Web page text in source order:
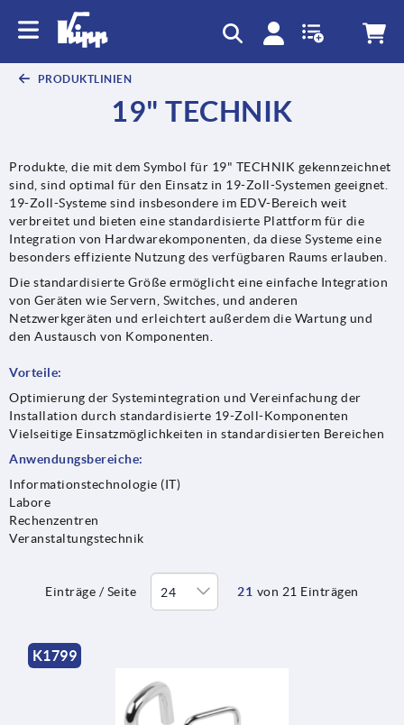
PRODUKTLINIEN
19" TECHNIK
Produkte, die mit dem Symbol für 19" TECHNIK gekennzeichnet
sind, sind optimal für den Einsatz in 19-Zoll-Systemen geeignet.
19-Zoll-Systeme sind insbesondere im EDV-Bereich weit
verbreitet und bieten eine standardisierte Plattform für die
Integration von Hardwarekomponenten, da diese Systeme eine
besonders effiziente Nutzung des verfügbaren Raums erlauben.
Die standardisierte Größe ermöglicht eine einfache Integration
von Geräten wie Servern, Switches, und anderen
Netzwerkgeräten und erleichtert außerdem die Wartung und
den Austausch von Komponenten.
Vorteile:
Optimierung der Systemintegration und Vereinfachung der
Installation durch standardisierte 19-Zoll-Komponenten
Vielseitige Einsatzmöglichkeiten in standardisierten Bereichen
Anwendungsbereiche:
Informationstechnologie (IT)
Labore
Rechenzentren
Veranstaltungstechnik
Einträge / Seite 21 von 21 Einträgen
K1799